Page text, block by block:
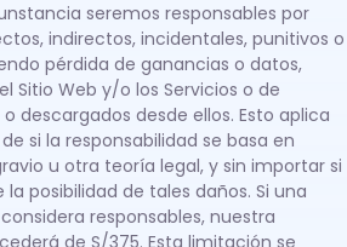
seremos responsables por
indirectos, incidentales, punitivos o
pérdida de ganancias o datos,
Sitio Web y/o los Servicios o de
descargados desde ellos. Esto aplica
si la responsabilidad se basa en
u otra teoría legal, y sin importar si
posibilidad de tales daños. Si una
responsables, nuestra